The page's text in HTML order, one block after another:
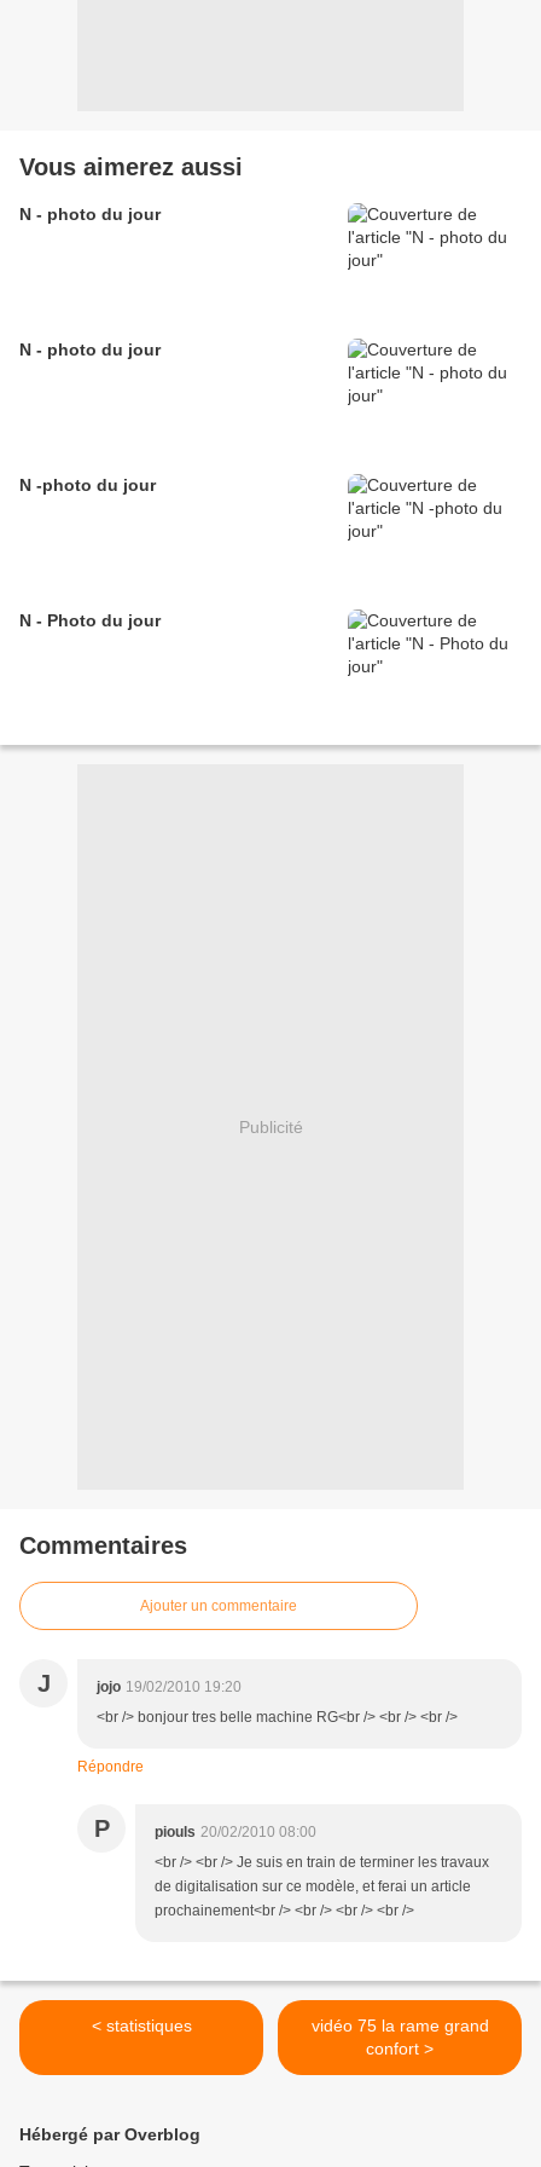
Vous aimerez aussi
N - photo du jour
N - photo du jour
N -photo du jour
N - Photo du jour
Publicité
Commentaires
Ajouter un commentaire
J jojo 19/02/2010 19:20
<br /> bonjour tres belle machine RG<br /> <br /> <br />
Répondre
P piouls 20/02/2010 08:00
<br /> <br /> Je suis en train de terminer les travaux
de digitalisation sur ce modèle, et ferai un article
prochainement<br /> <br /> <br /> <br />
< statistiques
vidéo 75 la rame grand
confort >
Hébergé par Overblog